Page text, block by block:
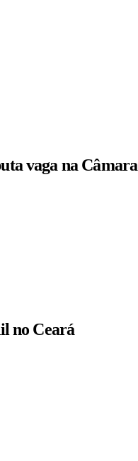
vaga na Câmara
no Ceará